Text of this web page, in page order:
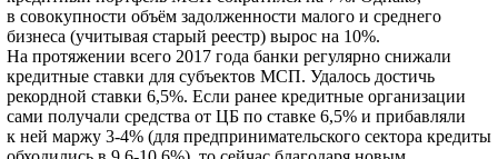
в совокупности объём задолженности малого и среднего
бизнеса (учитывая старый реестр) вырос на 10%.
На протяжении всего 2017 года банки регулярно снижали
кредитные ставки для субъектов МСП. Удалось достичь
рекордной ставки 6,5%. Если ранее кредитные организации
сами получали средства от ЦБ по ставке 6,5% и прибавляли
к ней маржу 3-4% (для предпринимательского сектора кредиты